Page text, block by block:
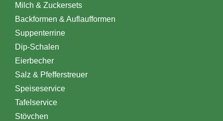
Milch & Zuckersets
Backformen & Auflaufformen
Suppenterrine
Dip-Schalen
Eierbecher
Salz & Pfefferstreuer
Speiseservice
Tafelservice
Stövchen